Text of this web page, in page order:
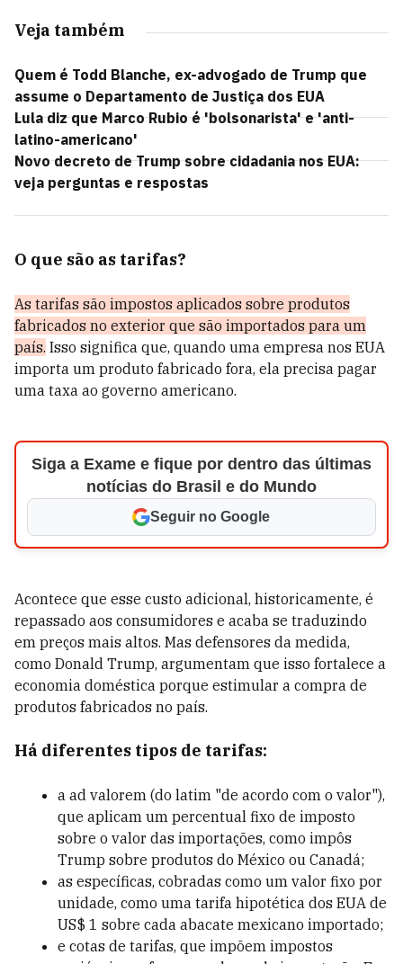
Veja também
Quem é Todd Blanche, ex-advogado de Trump que
assume o Departamento de Justiça dos EUA
Lula diz que Marco Rubio é 'bolsonarista' e 'anti-
latino-americano'
Novo decreto de Trump sobre cidadania nos EUA:
veja perguntas e respostas
O que são as tarifas?
As tarifas são impostos aplicados sobre produtos
fabricados no exterior que são importados para um
país. Isso significa que, quando uma empresa nos EUA
importa um produto fabricado fora, ela precisa pagar
uma taxa ao governo americano.
Siga a Exame e fique por dentro das últimas
notícias do Brasil e do Mundo
Seguir no Google
Acontece que esse custo adicional, historicamente, é
repassado aos consumidores e acaba se traduzindo
em preços mais altos. Mas defensores da medida,
como Donald Trump, argumentam que isso fortalece a
economia doméstica porque estimular a compra de
produtos fabricados no país.
Há diferentes tipos de tarifas:
a ad valorem (do latim "de acordo com o valor"),
que aplicam um percentual fixo de imposto
sobre o valor das importações, como impôs
Trump sobre produtos do México ou Canadá;
as específicas, cobradas como um valor fixo por
unidade, como uma tarifa hipotética dos EUA de
US$ 1 sobre cada abacate mexicano importado;
e cotas de tarifas, que impõem impostos